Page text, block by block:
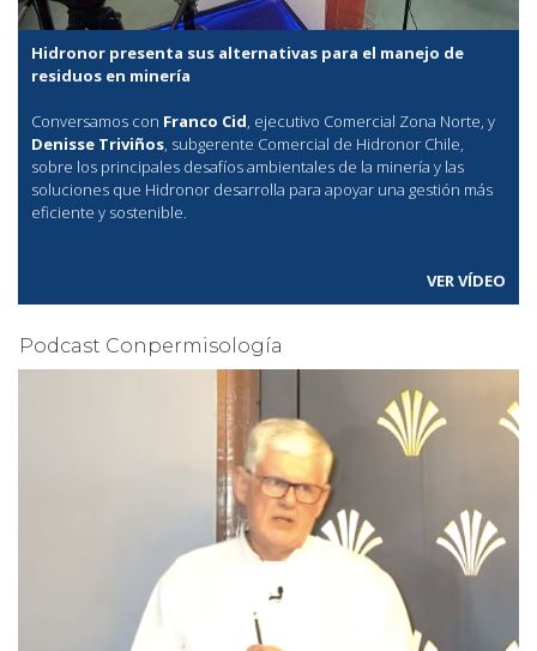
Hidronor presenta sus alternativas para el manejo de
residuos en minería
Conversamos con Franco Cid, ejecutivo Comercial Zona Norte, y
Denisse Triviños, subgerente Comercial de Hidronor Chile,
sobre los principales desafíos ambientales de la minería y las
soluciones que Hidronor desarrolla para apoyar una gestión más
eficiente y sostenible.
VER VÍDEO
Podcast Conpermisología